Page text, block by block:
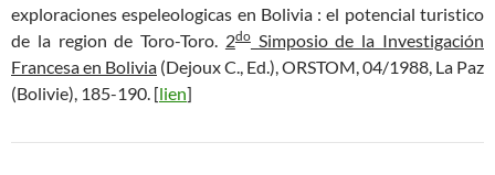
exploraciones espeleologicas en Bolivia : el potencial turistico
de la region de Toro-Toro. 2doSimposio de la Investigación
Francesa en Bolivia (Dejoux C., Ed.), ORSTOM, 04/1988, La Paz
(Bolivie), 185-190. [lien]